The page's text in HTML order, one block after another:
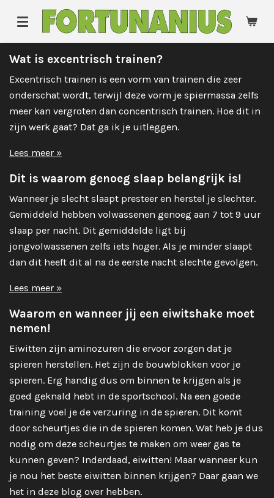
direct
naar
de
hoofdinhoud
Wat is excentrisch trainen?
Excentrisch trainen is een vorm van trainen die zeer
onderschat wordt, terwijl deze vorm je spiermassa zelfs
meer kan vergroten dan concentrisch trainen. Hoe dit in
zijn werk gaat? Dat ga ik je uitleggen.
Lees meer »
Dit is waarom genoeg slaap belangrijk is!
Wanneer je slecht slaapt presteer en herstel je slechter.
Gemiddeld hebben volwassenen genoeg aan 7 tot 9 uur
slaap per nacht. Dit gemiddelde ligt bij
jongvolwassenen zelfs iets hoger. Als je minder slaapt
dan dit heeft dit al na de eerste nacht slechte gevolgen.
Lees meer »
Waarom en wanneer jij een eiwitshake moet
nemen!
Eiwitten zijn aminozuren die ervoor zorgen dat je
spieren herstellen. Het zijn de bouwblokken voor je
spieren. Erg handig dus om binnen te krijgen als je
goed geknald hebt in de sportschool. Na een goede
training voel je de verzuring in de spieren. Dit komt
door scheurtjes die in de spieren komen. Wat heb je dus
nodig om deze scheurtjes te maken om weer gas te
kunnen geven? Inderdaad, eiwitten! Maar wanneer kun
je nou het beste eiwitten binnen krijgen? Daar gaan we
het in deze blog over hebben.